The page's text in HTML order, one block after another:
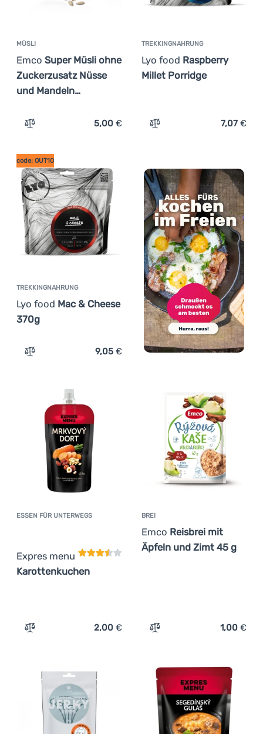
MÜSLI
Emco Super Müsli ohne
Zuckerzusatz Nüsse
und Mandeln…
Zum Vergleich 'Müsli Emco Super Müsli ohne
5,00 €
TREKKINGNAHRUNG
Lyo food Raspberry
Millet Porridge
Zum Vergleich
7,07 €
TREKKINGNAHRUNG
Lyo food Mac & Cheese
370g
code: OUT10
Zum Vergleich 'Trekkingnahrung Lyo food Mac &
9,05 €
ESSEN FÜR UNTERWEGS
Expres menu
Karottenkuchen
Kundenbewertung
Zum Vergleich 'Essen für Unterwegs Expres menu
2,00 €
BREI
Emco Reisbrei mit
Äpfeln und Zimt 45 g
Zum Vergleich 'Brei
1,00 €